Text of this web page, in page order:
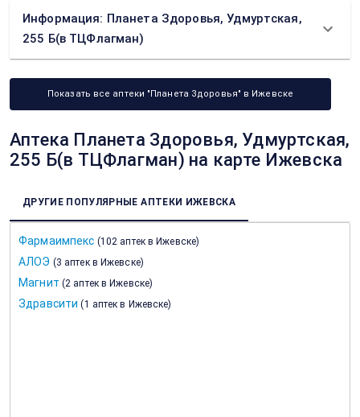
Информация: Планета Здоровья, Удмуртская,
255 Б(в ТЦФлагман)
Показать все аптеки "Планета Здоровья" в Ижевске
Аптека Планета Здоровья, Удмуртская,
255 Б(в ТЦФлагман) на карте Ижевска
ДРУГИЕ ПОПУЛЯРНЫЕ АПТЕКИ ИЖЕВСКА
Фармаимпекс (102 аптек в Ижевске)
АЛОЭ (3 аптек в Ижевске)
Магнит (2 аптек в Ижевске)
Здравсити (1 аптек в Ижевске)